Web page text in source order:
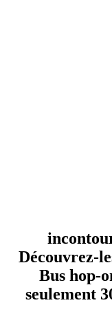
Découvrez-
Bus hop-
seulement